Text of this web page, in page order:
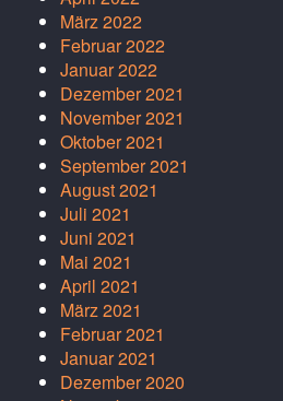
März 2022
Februar 2022
Januar 2022
Dezember 2021
November 2021
Oktober 2021
September 2021
August 2021
Juli 2021
Juni 2021
Mai 2021
April 2021
März 2021
Februar 2021
Januar 2021
Dezember 2020